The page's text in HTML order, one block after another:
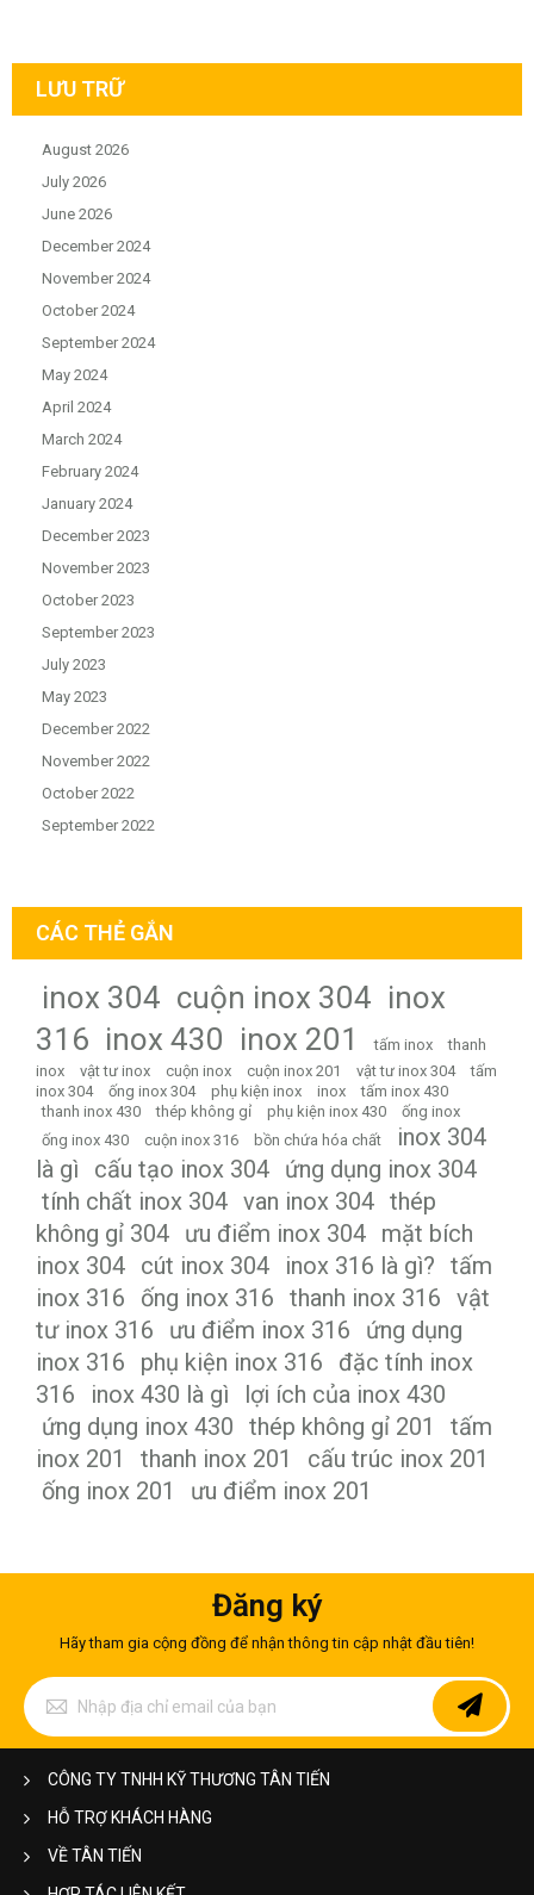
LƯU TRỮ
August 2026
July 2026
June 2026
December 2024
November 2024
October 2024
September 2024
May 2024
April 2024
March 2024
February 2024
January 2024
December 2023
November 2023
October 2023
September 2023
July 2023
May 2023
December 2022
November 2022
October 2022
September 2022
CÁC THẺ GẮN
inox 304 cuộn inox 304 inox
316 inox 430 inox 201 tấm inox
thanh
inox
vật tư inox cuộn inox cuộn inox 201 vật tư inox 304
tấm
inox 304
ống inox 304 phụ kiện inox inox
tấm inox 430
thanh inox 430
thép không gỉ phụ kiện inox 430
ống inox
ống inox 430
cuộn inox 316 bồn chứa hóa chất
inox 304
là gì
cấu tạo inox 304 ứng dụng inox 304
tính chất inox 304 van inox 304 thép
không gỉ 304 ưu điểm inox 304 mặt bích
inox 304 cút inox 304 inox 316 là gì? tấm
inox 316
ống inox 316 thanh inox 316 vật
tư inox 316
ưu điểm inox 316
ứng dụng
inox 316
phụ kiện inox 316
đặc tính inox
316
inox 430 là gì
lợi ích của inox 430
ứng dụng inox 430 thép không gỉ 201
tấm
inox 201
thanh inox 201
cấu trúc inox 201
ống inox 201
ưu điểm inox 201
Đăng ký
Hãy tham gia cộng đồng để nhận thông tin cập nhật đầu tiên!
Đăng
ký
để
nhận
tin
chúng
CÔNG TY TNHH KỸ THƯƠNG TÂN TIẾN
HỖ TRỢ KHÁCH HÀNG
VỀ TÂN TIẾN